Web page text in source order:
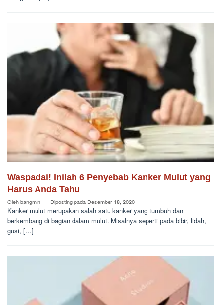
Waspadai! Inilah 6 Penyebab Kanker Mulut yang
Harus Anda Tahu
Olehbangmin Diposting pada Desember 18, 2020
Kanker mulut merupakan salah satu kanker yang tumbuh dan
berkembang di bagian dalam mulut. Misalnya seperti pada bibir, lidah,
gusi, […]